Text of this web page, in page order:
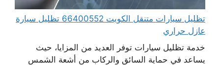
تظليل سيارات متنقل الكويت 66400552 تظليل سيارة
عازل حراري
خدمة تظليل سيارات توفر العديد من المزايا، حيث
يساعد في حماية السائق والركاب من أشعة الشمس